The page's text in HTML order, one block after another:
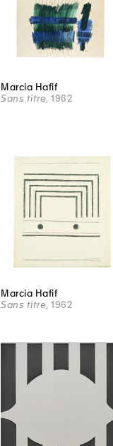
Marcia Hafif
Sans titre , 1962
Marcia Hafif
Sans titre , 1962